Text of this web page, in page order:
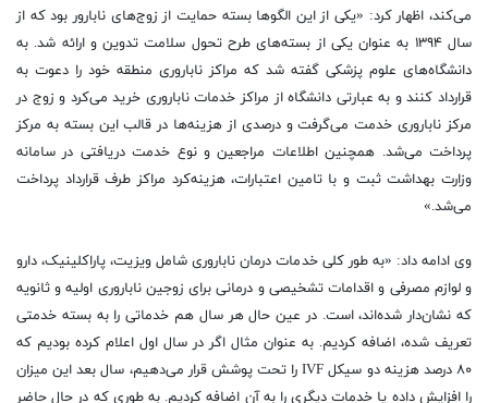
می‌کند، اظهار کرد: «یکی از این الگوها بسته حمایت از زوج‌های نابارور بود که از
سال ۱۳۹۴ به عنوان یکی از بسته‌های طرح تحول سلامت تدوین و ارائه شد. به
دانشگاه‌های علوم پزشکی گفته شد که مراکز ناباروری منطقه خود را دعوت به
قرارداد کنند و به عبارتی دانشگاه از مراکز خدمات ناباروری خرید می‌کرد و زوج در
مرکز ناباروری خدمت می‌گرفت و درصدی از هزینه‌ها در قالب این بسته به مرکز
پرداخت می‌شد. همچنین اطلاعات مراجعین و نوع خدمت دریافتی در سامانه
وزارت بهداشت ثبت و با تامین اعتبارات، هزینه‌کرد مراکز طرف قرارداد پرداخت
می‌شد.»
وی ادامه داد: «به طور کلی خدمات درمان ناباروری شامل ویزیت، پاراکلینیک، دارو
و لوازم مصرفی و اقدامات تشخیصی و درمانی برای زوجین ناباروری اولیه و ثانویه
که نشان‌دار شده‌اند، است. در عین حال هر سال هم خدماتی را به بسته خدمتی
تعریف شده، اضافه کردیم. به عنوان مثال اگر در سال اول اعلام کرده بودیم که
۸۰ درصد هزینه دو سیکل IVF را تحت پوشش قرار می‌دهیم، سال بعد این میزان
را افزایش داده یا خدمات دیگری را به آن اضافه کردیم. به طوری که در حال حاضر